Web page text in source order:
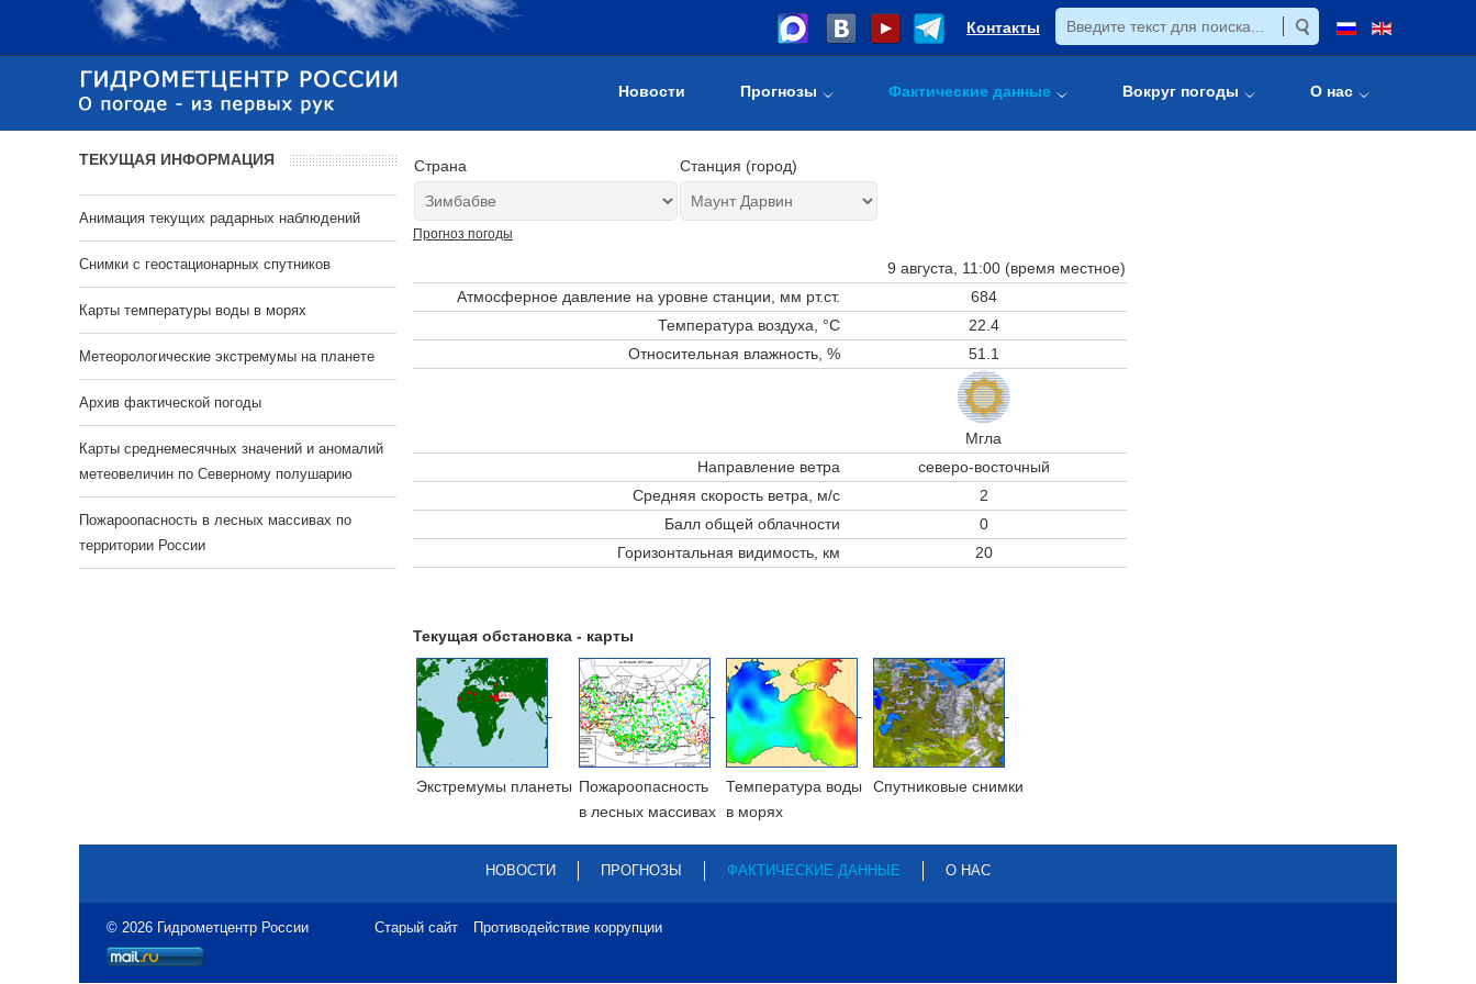
Контакты
Новости Прогнозы Фактические данные Вокруг погоды О нас
Страна Станция (город)
Прогноз погоды
9 августа, 11:00 (время местное)
Атмосферное давление на уровне станции, мм рт.ст.
684
Температура воздуха, °C
22.4
Относительная влажность, %
51.1
Мгла
Направление ветра
северо-восточный
Средняя скорость ветра, м/с
2
Балл общей облачности
0
Горизонтальная видимость, км
20
Текущая обстановка - карты
Экстремумы планеты Пожароопасность
в лесных массивах
Температура воды
в морях
Cпутниковые снимки
ТЕКУЩАЯ ИНФОРМАЦИЯ
Анимация текущих радарных наблюдений
Cнимки с геостационарных спутников
Карты температуры воды в морях
Метеорологические экстремумы на планете
Архив фактической погоды
Карты среднемесячных значений и аномалий
метеовеличин по Северному полушарию
Пожароопасность в лесных массивах по
территории России
НОВОСТИ ПРОГНОЗЫ ФАКТИЧЕСКИЕ ДАННЫЕ О НАС
© 2026 Гидрометцентр России Старый сайт Противодействие коррупции